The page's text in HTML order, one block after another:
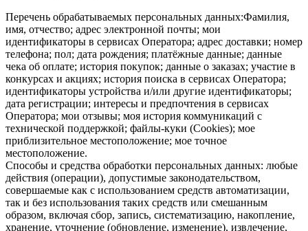
Перечень обрабатываемых персональных данных:Фамилия,
имя, отчество; адрес электронной почты; мои
идентификаторы в сервисах Оператора; адрес доставки; номер
телефона; пол; дата рождения; платёжные данные; данные
чека об оплате; история покупок; данные о заказах; участие в
конкурсах и акциях; история поиска в сервисах Оператора;
идентификаторы устройства и/или другие идентификаторы;
дата регистрации; интересы и предпочтения в сервисах
Оператора; мои отзывы; моя история коммуникаций с
технической поддержкой; файлы-куки (Cookies); мое
приблизительное местоположение; мое точное
местоположение.
Способы и средства обработки персональных данных: любые
действия (операции), допустимые законодательством,
совершаемые как с использованием средств автоматизации,
так и без использования таких средств или смешанным
образом, включая сбор, запись, систематизацию, накопление,
хранение, уточнение (обновление, изменение), извлечение,